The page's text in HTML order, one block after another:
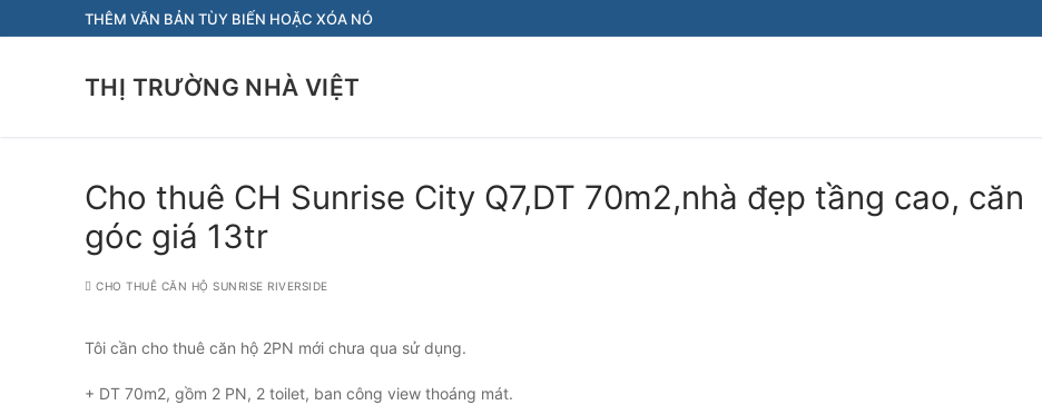
đến
THÊM VĂN BẢN TÙY BIẾN HOẶC XÓA NÓ
THỊ TRƯỜNG NHÀ VIỆT
Cho thuê CH Sunrise City Q7,DT 70m2,nhà đẹp tầng cao, căn
góc giá 13tr
CHO THUÊ CĂN HỘ SUNRISE RIVERSIDE
Tôi cần cho thuê căn hộ 2PN mới chưa qua sử dụng.
+ DT 70m2, gồm 2 PN, 2 toilet, ban công view thoáng mát.